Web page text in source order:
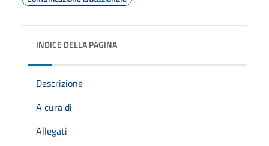
INDICE DELLA PAGINA
Descrizione
A cura di
Allegati